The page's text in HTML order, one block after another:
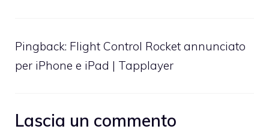
Pingback: Flight Control Rocket annunciato
per iPhone e iPad | Tapplayer
Lascia un commento